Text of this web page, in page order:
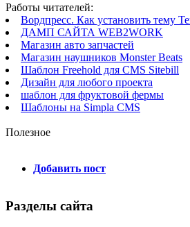
Работы читателей:
Вордпресс. Как установить тему
ДАМП САЙТА WEB2WORK
Магазин авто запчастей
Магазин наушников Monster Beats
Шаблон Freehold для CMS Sitebill
Дизайн для любого проекта
шаблон для фруктовой фермы
Шаблоны на Simpla CMS
Полезное
Добавить пост
Разделы сайта